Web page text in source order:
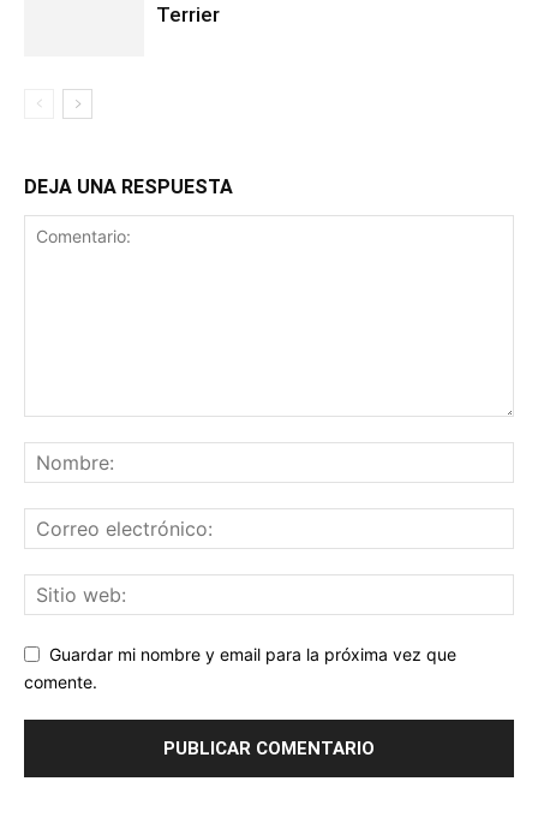
Terrier
DEJA UNA RESPUESTA
Guardar mi nombre y email para la próxima vez que
comente.